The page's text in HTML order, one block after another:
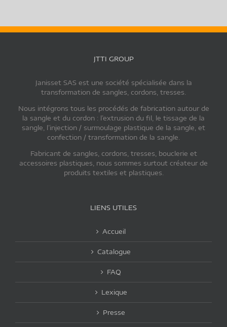
JTTI GROUP
Janisset SAS est une société spécialisée dans la
transformation de sangles, cordons, tresses.
Nous intégrons tous les procédés de fabrication autour de
la sangle et du cordon : l’extrusion du fil, le tissage de la
sangle, l’injection / surmoulage plastique de la sangle, et
confection / transformation de la sangle.
Fabricant de sangles, cordons, tresses, bouclerie et
accessoires plastiques, nous sommes surtout créateur de
produits textiles et plastiques.
LIENS UTILES
Accueil
Catalogue
FAQ
Lexique
Presse